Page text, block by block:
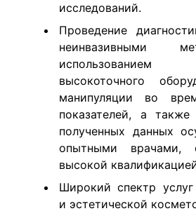
исследований.
Проведение
неинвазивными
использованием
высокоточного
манипуляции во
показателей, а
полученных данных
опытными врачами,
высокой
Широкий спектр
и эстетической